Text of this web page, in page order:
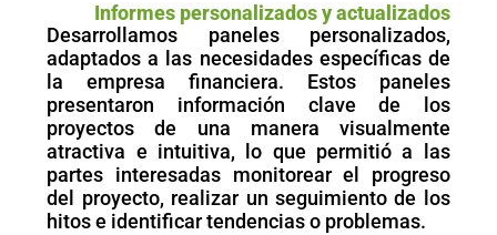
Informes personalizados y actualizados
Desarrollamos paneles personalizados,
adaptados a las necesidades específicas de
la empresa financiera. Estos paneles
presentaron información clave de los
proyectos de una manera visualmente
atractiva e intuitiva, lo que permitió a las
partes interesadas monitorear el progreso
del proyecto, realizar un seguimiento de los
hitos e identificar tendencias o problemas.